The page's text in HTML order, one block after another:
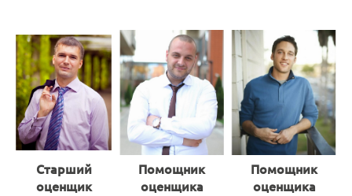
Старший
оценщик
Помощник
оценщика
Помощник
оценщика